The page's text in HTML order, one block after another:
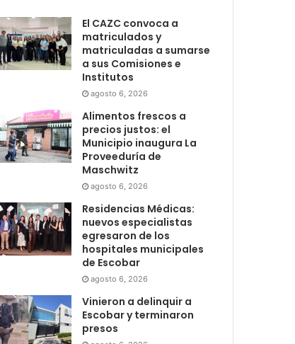
El CAZC convoca a
matriculados y
matriculadas a sumarse
a sus Comisiones e
Institutos
agosto 6, 2026
Alimentos frescos a
precios justos: el
Municipio inaugura La
Proveeduría de
Maschwitz
agosto 6, 2026
Residencias Médicas:
nuevos especialistas
egresaron de los
hospitales municipales
de Escobar
agosto 6, 2026
Vinieron a delinquir a
Escobar y terminaron
presos